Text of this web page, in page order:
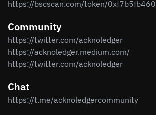
Community
https://twitter.com/acknoledger
https://acknoledger.medium.com/
https://twitter.com/acknoledger
Chat
https://t.me/acknoledgercommunity